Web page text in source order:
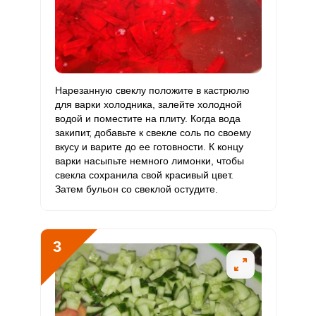
Витамин
К
78.1 мкг 120 мкг 1.7 13
Витамин
РР
Калий 3549.4 мг 2500 мг 3.7 28.4
Кальций 463.6 мг 1000 мг 1.2 9.3
Кремний 1.1 мг 30 мг 0.1
Натрий
Сера 606.4 мг 500 мг 3.1 24.3
Фосфор 789.1 мг 800 мг 2.5 19.7
Нарезанную свеклу положите в кастрюлю
для варки холодника, залейте холодной
водой и поместите на плиту. Когда вода
закипит, добавьте к свекле соль по своему
вкусу и варите до ее готовности. К концу
варки насыпьте немного лимонки, чтобы
свекла сохранила свой красивый цвет.
Затем бульон со свеклой остудите.
3